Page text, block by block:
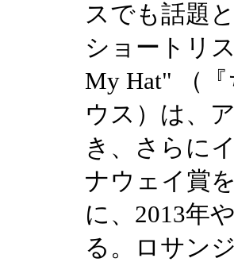
スでも話題
ショートリ
My Hat" （
ウス）は、
き、さらに
ナウェイ賞
に、2013年
る。ロサン